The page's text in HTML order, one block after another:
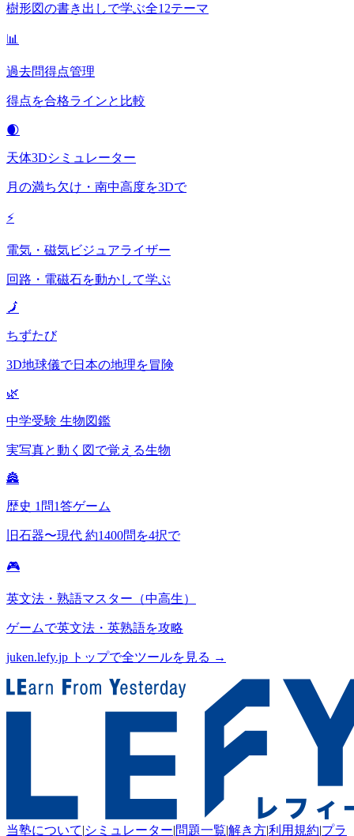
樹形図の書き出しで学ぶ全12テーマ
📊
過去問得点管理
得点を合格ラインと比較
🌒
天体3Dシミュレーター
月の満ち欠け・南中高度を3Dで
⚡
電気・磁気ビジュアライザー
回路・電磁石を動かして学ぶ
🗾
ちずたび
3D地球儀で日本の地理を冒険
🌿
中学受験 生物図鑑
実写真と動く図で覚える生物
🏯
歴史 1問1答ゲーム
旧石器〜現代 約1400問を4択で
🎮
英文法・熟語マスター（中高生）
ゲームで英文法・英熟語を攻略
juken.lefy.jp トップで全ツールを見る →
当塾について|シミュレーター|問題一覧|解き方|利用規約|プラ